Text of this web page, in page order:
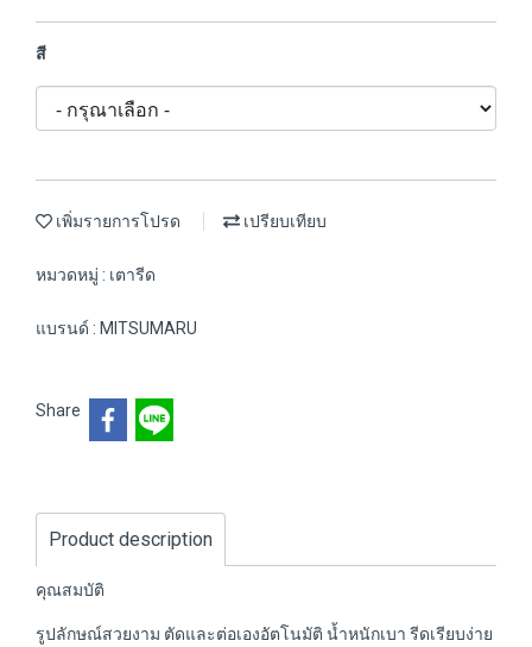
สี
เพิ่มรายการโปรด เปรียบเทียบ
หมวดหมู่ : เตารีด
แบรนด์ : MITSUMARU
Share
Product description
คุณสมบัติ
รูปลักษณ์สวยงาม ตัดและต่อเองอัตโนมัติ น้ำหนักเบา รีดเรียบง่าย